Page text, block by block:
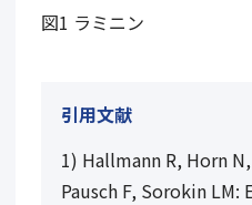
図1 ラミニン
引用文献
1) Hallmann R, Horn
Pausch F, Sorokin LM: